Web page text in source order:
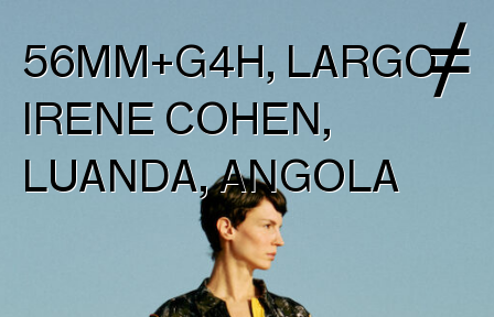
56MM+G4H, LARGO
IRENE COHEN,
LUANDA, ANGOLA